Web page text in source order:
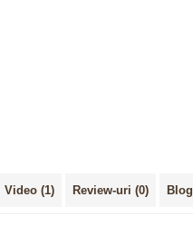
Video (1) Review-uri (0) Blog